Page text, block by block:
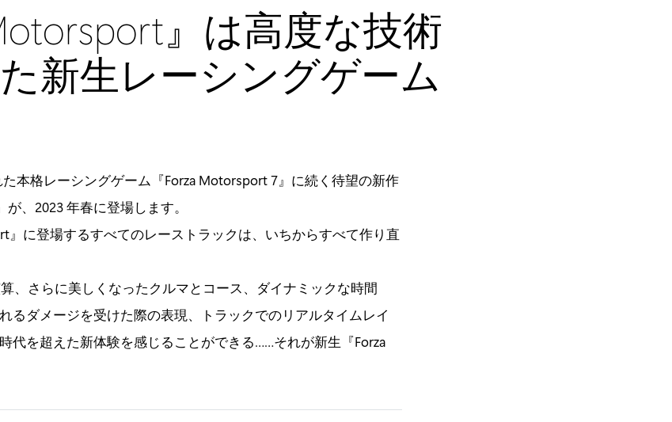
ゴ
リ
』は高度な技術
新生レーシングゲーム
た本格レーシングゲーム『Forza Motorsport 7』に続く待望の新作
が、2023 年春に登場します。
』に登場するすべてのレーストラックは、いちからすべて作り直
、さらに美しくなったクルマとコース、ダイナミックな時間
るダメージを受けた際の表現、トラックでのリアルタイムレイ
代を超えた新体験を感じることができる……それが新生『Forza